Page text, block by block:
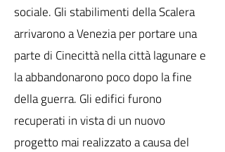
sociale. Gli stabilimenti della Scalera
arrivarono a Venezia per portare una
parte di Cinecittà nella città lagunare e
la abbandonarono poco dopo la fine
della guerra. Gli edifici furono
recuperati in vista di un nuovo
progetto mai realizzato a causa del